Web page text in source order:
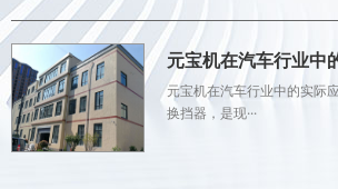
元宝机在汽车行业中
元宝机在汽车行业中的实际
换挡器，是现···